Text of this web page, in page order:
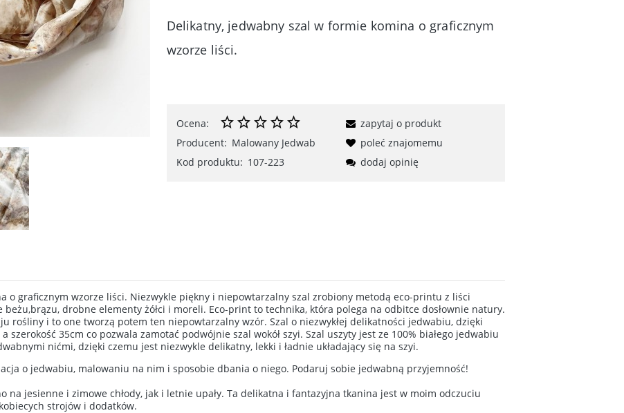
Delikatny, jedwabny szal w formie komina o graficznym
wzorze liści.
Ocena:
Producent: Malowany Jedwab
Kod produktu: 107-223
zapytaj o produkt
poleć znajomemu
dodaj opinię
o graficznym wzorze liści. Niezwykle piękny i niepowtarzalny szal zrobiony metodą eco-printu z liści
drobne elementy żółci i moreli. Eco-print to technika, która polega na odbitce dosłownie natury.
rośliny i to one tworzą potem ten niepowtarzalny wzór. Szal o niezwykłej delikatności jedwabiu, dzięki
szerokość 35cm co pozwala zamotać podwójnie szal wokół szyi. Szal uszyty jest ze 100% białego jedwabiu
nićmi, dzięki czemu jest niezwykle delikatny, lekki i ładnie układający się na szyi.
o jedwabiu, malowaniu na nim i sposobie dbania o niego. Podaruj sobie jedwabną przyjemność!
na jesienne i zimowe chłody, jak i letnie upały. Ta delikatna i fantazyjna tkanina jest w moim odczuciu
strojów i dodatków.